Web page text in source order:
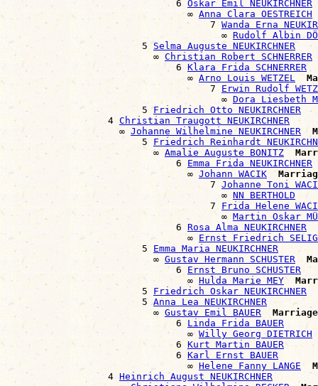
                              6
Oskar Emil NEUKIRCHNER
                                ∞
Anna Clara OESTREICH
                                    7
Wanda Erna
                                      ∞
Rudolf Albin
                        5
Selma Auguste NEUKIRCHNER
                          ∞
Christian Robert SCHNERRER
                              6
Klara Frida SCHNERRER
                                ∞
Arno Louis WETZEL
                                    7
Erwin Rudolf
                                      ∞
Dora Liesbeth
                        5
Friedrich Otto NEUKIRCHNER
                  4
Christian Traugott NEUKIRCHNER
                    ∞
Johanne Wilhelmine NEUKIRCHNER
                        5
Friedrich Reinhardt
                          ∞
Amalie Auguste BONITZ
                              6
Emma Frida NEUKIRCHNER
                                ∞
Johann WACIK
                                    7
Johanne Toni
                                      ∞
NN BERTHOLD
                                    7
Frida Helene
                                      ∞
Martin Oskar
                              6
Rosa Alma NEUKIRCHNER
                                ∞
Ernst Friedrich SELIG
                        5
Emma Maria NEUKIRCHNER
                          ∞
Gustav Hermann SCHUSTER
                              6
Ernst Bruno SCHUSTER
                                ∞
Hulda Marie MEY
                        5
Friedrich Oskar NEUKIRCHNER
                        5
Anna Lea NEUKIRCHNER
                          ∞
Gustav Emil BAUER
                              6
Linda Frida BAUER
                                ∞
Willy Georg DIETRICH
                              6
Kurt Martin BAUER
                              6
Karl Ernst BAUER
                                ∞
Helene Fanny LANGE
                  4
Heinrich August NEUKIRCHNER